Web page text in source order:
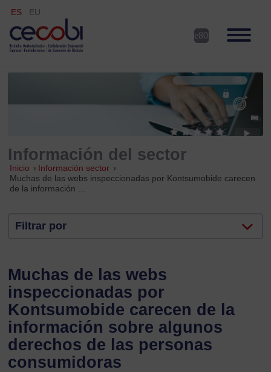
ES EU
Información del sector
Inicio » Información sector »
Muchas de las webs inspeccionadas por Kontsumobide carecen
de la información ...
Filtrar por
Muchas de las webs
inspeccionadas por
Kontsumobide carecen de la
información sobre algunos
derechos de las personas
consumidoras